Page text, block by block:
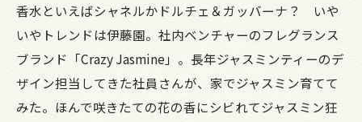
香水といえばシャネルかドルチェ＆ガッバーナ？ いや
いやトレンドは伊藤園。社内ベンチャーのフレグランス
ブランド「Crazy Jasmine」。長年ジャスミンティーのデ
ザイン担当してきた社員さんが、家でジャスミン育てて
みた。ほんで咲きたての花の香にシビれてジャスミン狂